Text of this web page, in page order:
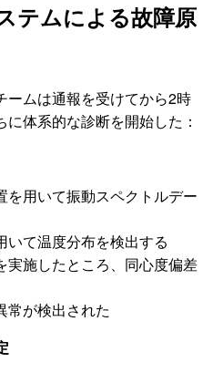
テムによる故障原
ームは通報を受けてから2時
体系的な診断を開始した：
を用いて振動スペクトルデー
て温度分布を検出する
実施したところ、同心度偏差
常が検出された